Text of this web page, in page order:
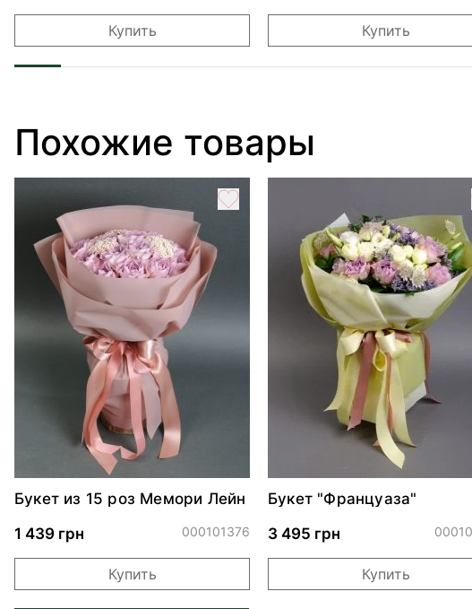
Купить Купить
Похожие товары
Букет из 15 роз Мемори Лейн
1 439 грн
000101376
Купить
Букет "Француаза"
3 495 грн
Купить